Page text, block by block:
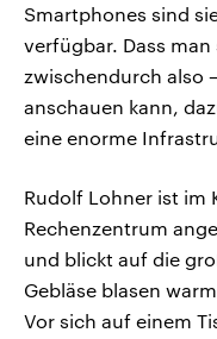
Smartphones sind
verfügbar. Dass man
zwischendurch also
anschauen kann,
eine enorme
Rudolf Lohner ist im
Rechenzentrum
und blickt auf die
Gebläse blasen
Vor sich auf einem